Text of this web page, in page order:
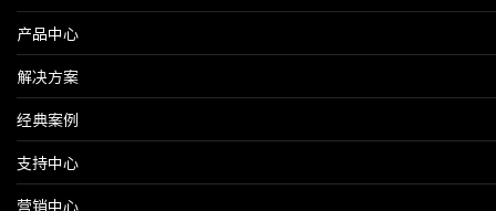
产品中心
解决方案
经典案例
支持中心
营销中心